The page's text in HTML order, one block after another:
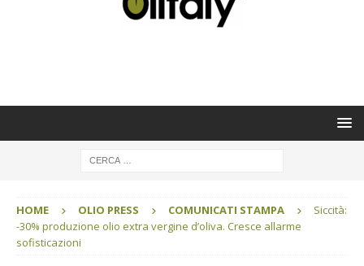
HOME OLIO PRESS COMUNICATI STAMPA
Siccità:
-30% produzione olio extra vergine d’oliva. Cresce allarme
sofisticazioni